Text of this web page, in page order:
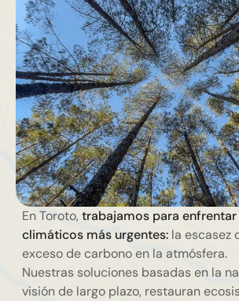
En Toroto,trabajamos para
climáticos más urgentes:la escasez
exceso de carbono en la atmósfera.
Nuestras soluciones basadas en la
visión de largo plazo, restauran